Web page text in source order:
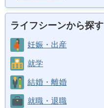
ライフシーンから探す
妊娠・出産
就学
結婚・離婚
就職・退職